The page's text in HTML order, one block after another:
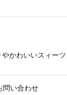
かわいいスィー
問い合わせ